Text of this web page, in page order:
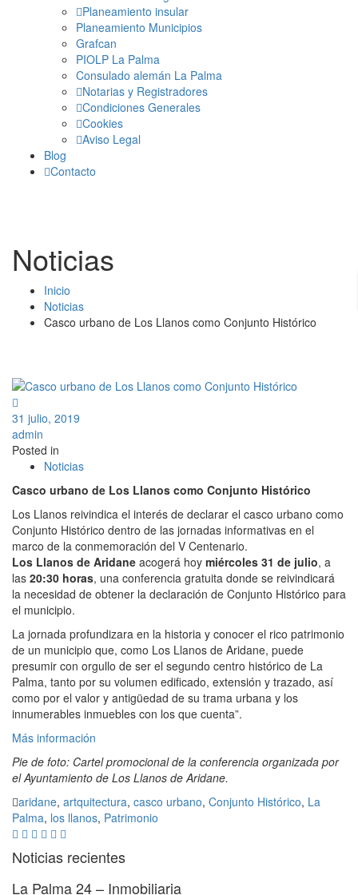
Planeamiento insular
Planeamiento Municipios
Grafcan
PIOLP La Palma
Consulado alemán La Palma
Notarias y Registradores
Condiciones Generales
Cookies
Aviso Legal
Blog
Contacto
Noticias
Inicio
Noticias
Casco urbano de Los Llanos como Conjunto Histórico
31 julio, 2019
admin
Posted in
Noticias
Casco urbano de Los Llanos como Conjunto Histórico
Los Llanos reivindica el interés de declarar el casco urbano como
Conjunto Histórico dentro de las jornadas informativas en el
marco de la conmemoración del V Centenario.
Los Llanos de Aridane acogerá hoy miércoles 31 de julio, a
las 20:30 horas, una conferencia gratuita donde se reivindicará
la necesidad de obtener la declaración de Conjunto Histórico para
el municipio.
La jornada profundizara en la historia y conocer el rico patrimonio
de un municipio que, como Los Llanos de Aridane, puede
presumir con orgullo de ser el segundo centro histórico de La
Palma, tanto por su volumen edificado, extensión y trazado, así
como por el valor y antigüedad de su trama urbana y los
innumerables inmuebles con los que cuenta”.
Más información
Pie de foto: Cartel promocional de la conferencia organizada por
el Ayuntamiento de Los Llanos de Aridane.
aridane, artquitectura, casco urbano, Conjunto Histórico, La
Palma, los llanos, Patrimonio
Noticias recientes
La Palma 24 – Inmobiliaria